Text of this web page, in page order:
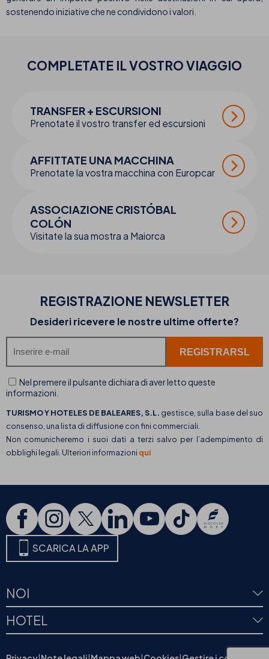
sostenendo iniziative che ne condividono i valori.
COMPLETATE IL VOSTROVIAGGIO
TRANSFER + ESCURSIONI
Prenotate il vostro transfer ed escursioni
AFFITTATE UNA MACCHINA
Prenotate la vostra macchina con Europcar
ASSOCIAZIONE CRISTÓBAL
COLÓN
Visitate la sua mostra a Maiorca
REGISTRAZIONE NEWSLETTER
Desideri ricevere le nostre ultime offerte?
Nel premere il pulsante dichiara di aver letto queste
informazioni.
TURISMO Y HOTELES DE BALEARES, S.L. gestisce, sulla base del suo
consenso, una lista di diffusione con fini commerciali.
Non comunicheremo i suoi dati a terzi salvo per l’adempimento di
obblighi legali. Ulteriori informazioni qui
SCARICA LA APP
NOI
HOTEL